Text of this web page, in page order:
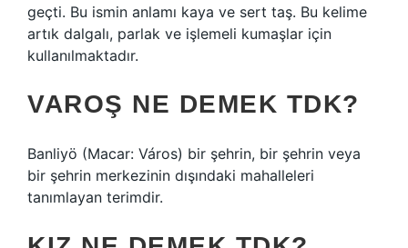
geçti. Bu ismin anlamı kaya ve sert taş. Bu kelime
artık dalgalı, parlak ve işlemeli kumaşlar için
kullanılmaktadır.
VAROŞ NE DEMEK TDK?
Banliyö (Macar: Város) bir şehrin, bir şehrin veya
bir şehrin merkezinin dışındaki mahalleleri
tanımlayan terimdir.